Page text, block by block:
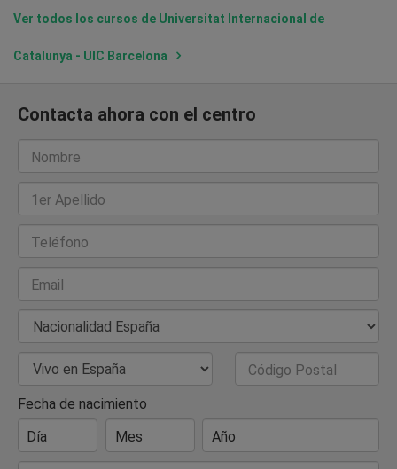
Ver todos los cursos de Universitat Internacional de
Catalunya - UIC Barcelona
Contacta ahora con el centro
Nombre
1er Apellido
Teléfono
Email
Nacionalidad
País de Residencia
Código Postal
Fecha de nacimiento
Día
Mes Año